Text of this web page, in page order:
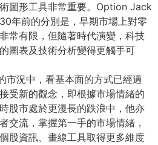
圖形工具非常重要。Option Jack
年前的分別是， 早期市場上對零
常有限， 但隨著時代演變，科技
圖表及技術分析變得更觸手可
況中，看基本面的方式已經過
受新的觀念，即根據市場情緒的
股市處於更漫長的跌浪中， 他亦
交流，掌握第一手的市場情緒，
股資訊、畫線工具取得更多維度